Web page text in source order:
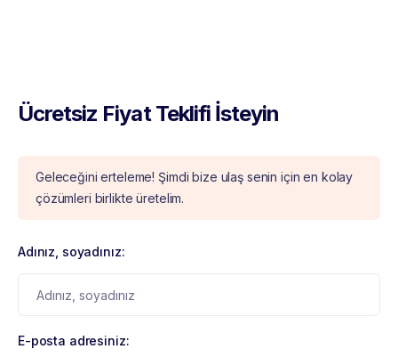
Ücretsiz Fiyat Teklifi İsteyin
Geleceğini erteleme! Şimdi bize ulaş senin için en kolay
çözümleri birlikte üretelim.
Adınız, soyadınız:
E-posta adresiniz: